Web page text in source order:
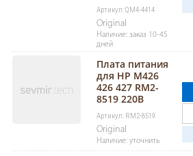
Артикул: QM4-4414
Original
Наличие: заказ 10-45
дней
Плата питания
для HP M426
426 427 RM2-
8519 220В
Артикул: RM2-8519
Original
Наличие: уточнить